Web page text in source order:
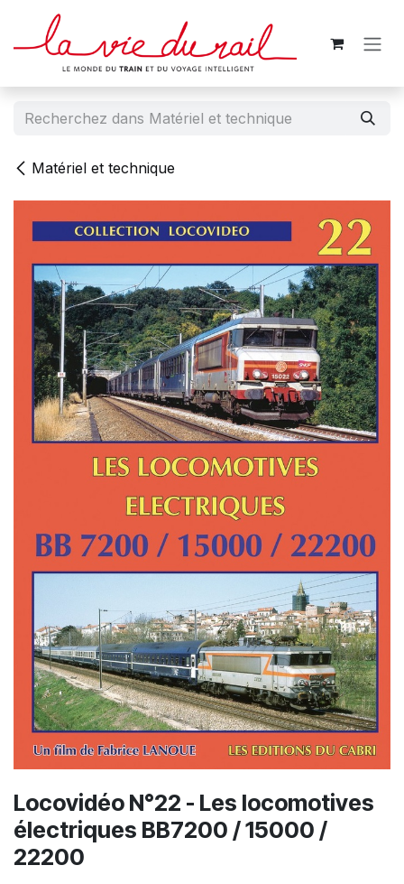
Se rendre au contenu
Matériel et technique
Locovidéo N°22 - Les locomotives
électriques BB7200 / 15000 /
22200